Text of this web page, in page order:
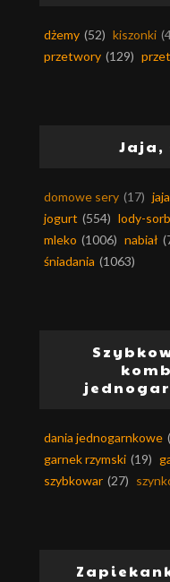
dżemy (52) kiszonki
przetwory (129)
Jaja,
domowe sery (17) jaja
jogurt (554) lody-
mleko (1006) nabiał
śniadania (1063)
dania jednogarnkowe
garnek rzymski (19)
szybkowar (27)